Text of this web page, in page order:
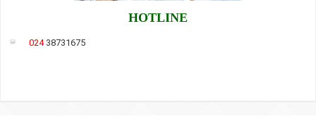
HOTLINE
02438731675